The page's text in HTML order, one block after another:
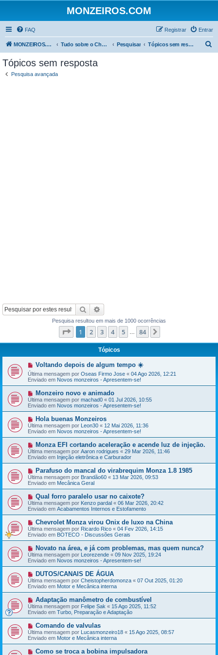
MONZEIROS.COM
FAQ Entrar
Registrar
MONZEIROS.COM Tudo sobre o Chevrolet Monza! Pesquisar Tópicos sem resposta
Tópicos sem resposta
Pesquisa avançada
Pesquisar
Pesquisa resultou em mais de 1000 ocorrências
Página de 84
1 2 3 4 5 84
Tópicos
N
v
a
m
e
n
s
a
g
e
m
Voltando depois de algum tempo ☀️
Última mensagem por Oseas Firmo Jose « 04 Ago 2026, 12:21
Enviado em Novos monzeiros - Apresentem-se!
N
o
v
a
m
e
n
s
a
e
m
Monzeiro novo e animado
Última mensagem por machad0 « 01 Jul 2026, 10:55
Enviado em Novos monzeiros - Apresentem-se!
N
o
v
a
m
e
n
s
a
e
m
Hola buenas Monzeiros
Última mensagem por Leon30 « 12 Mai 2026, 11:36
Enviado em Novos monzeiros - Apresentem-se!
N
o
v
a
m
e
n
s
a
g
e
m
Monza EFI cortando aceleração e acende luz de injeção.
Última mensagem por Aaron rodrigues « 29 Mar 2026, 11:46
Enviado em Injeção eletrônica e Carburador
N
o
v
a
m
e
n
s
a
g
e
m
Parafuso do mancal do virabrequim Monza 1.8 1985
Última mensagem por Brandão60 « 13 Mar 2026, 09:53
Enviado em Mecânica Geral
N
o
v
a
m
e
n
s
a
e
m
Qual forro paralelo usar no caixote?
Última mensagem por Kenzo pardal « 06 Mar 2026, 20:42
Enviado em Acabamentos Internos e Estofamento
N
o
v
a
m
e
n
s
a
e
m
Chevrolet Monza virou Onix de luxo na China
Última mensagem por Ricardo Rico « 04 Fev 2026, 14:15
Enviado em BOTECO - Discussões Gerais
N
o
v
a
m
e
n
s
a
g
e
m
Novato na área, e já com problemas, mas quem nunca?
Última mensagem por Leorezende « 09 Nov 2025, 19:24
Enviado em Novos monzeiros - Apresentem-se!
N
o
v
a
m
e
n
s
a
g
e
m
DUTOS/CANAIS DE ÁGUA
Última mensagem por Cheistopherdomonza « 07 Out 2025, 01:20
Enviado em Motor e Mecânica interna
N
o
v
a
m
e
n
s
a
g
Adaptação manômetro de combustível
Última mensagem por Felipe Sak « 15 Ago 2025, 11:52
Enviado em Turbo, Preparação e Adaptação
N
o
v
a
m
e
Comando de valvulas
Última mensagem por Lucasmonzeiro18 « 15 Ago 2025, 08:57
Enviado em Motor e Mecânica interna
NComo se troca a bobina impulsadora